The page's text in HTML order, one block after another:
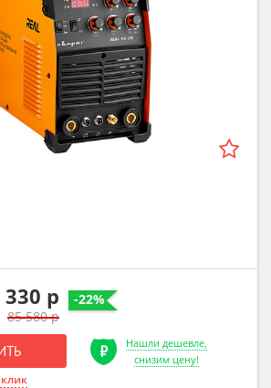
330 р
85 580 р
Нашли дешевле,
снизим цену!
-22%